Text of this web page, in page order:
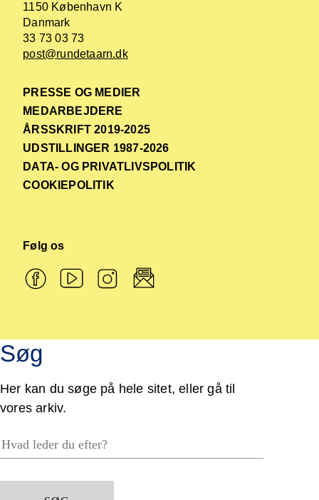
1150 København K
Danmark
33 73 03 73
post@rundetaarn.dk
PRESSE OG MEDIER
MEDARBEJDERE
ÅRSSKRIFT 2019-2025
UDSTILLINGER 1987-2026
DATA- OG PRIVATLIVSPOLITIK
COOKIEPOLITIK
Følg os
Søg
Her kan du søge på hele sitet, eller gå til
vores arkiv.